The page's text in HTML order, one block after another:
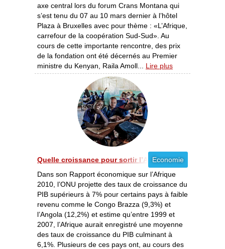
axe central lors du forum Crans Montana qui
s’est tenu du 07 au 10 mars dernier à l’hôtel
Plaza à Bruxelles avec pour thème : «L’Afrique,
carrefour de la coopération Sud-Sud». Au
cours de cette importante rencontre, des prix
de la fondation ont été décernés au Premier
ministre du Kenyan, Raila Amoll... Lire plus
Economie
Quelle croissance pour sortir l’Afrique de la pauvreté
Dans son Rapport économique sur l’Afrique
2010, l’ONU projette des taux de croissance du
PIB supérieurs à 7% pour certains pays à faible
revenu comme le Congo Brazza (9,3%) et
l’Angola (12,2%) et estime qu’entre 1999 et
2007, l’Afrique aurait enregistré une moyenne
des taux de croissance du PIB culminant à
6,1%. Plusieurs de ces pays ont, au cours des